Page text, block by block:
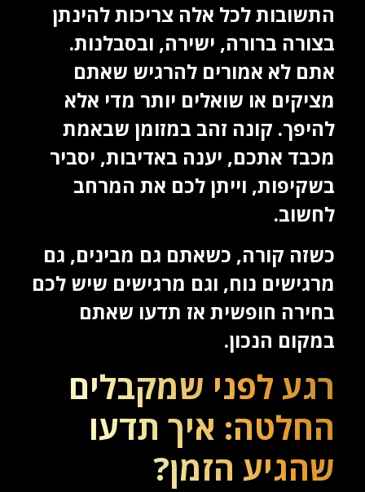
התשובות לכל אלה צריכות להינתן
בצורה ברורה, ישירה, ובסבלנות.
אתם לא אמורים להרגיש שאתם
מציקים או שואלים יותר מדי אלא
להיפך. קונה זהב במזומן שבאמת
מכבד אתכם, יענה באדיבות, יסביר
בשקיפות, וייתן לכם את המרחב
לחשוב.
כשזה קורה, כשאתם גם מבינים, גם
מרגישים נוח, וגם מרגישים שיש לכם
בחירה חופשית אז תדעו שאתם
במקום הנכון.
רגע לפני שמקבלים
החלטה: איך תדעו
שהגיע הזמן?